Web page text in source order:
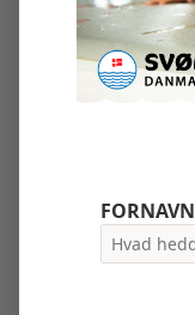
FORNAVN